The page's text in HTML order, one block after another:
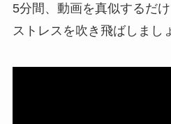
5分間、動画を真似するだ
ストレスを吹き飛ばしまし